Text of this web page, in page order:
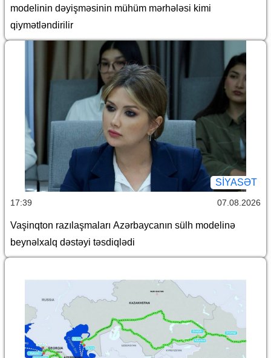
modelinin dəyişməsinin mühüm mərhələsi kimi
qiymətləndirilir
SİYASƏT
17:39 07.08.2026
Vaşinqton razılaşmaları Azərbaycanın sülh modelinə
beynəlxalq dəstəyi təsdiqlədi